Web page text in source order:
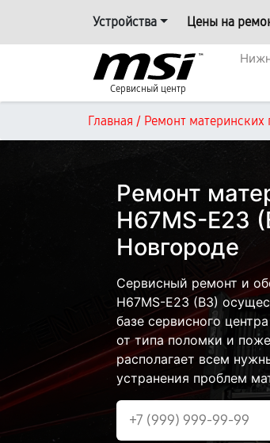
Устройства Цены на
Сервисный центр
Главная / Ремонт материнских
Ремонт
H67MS-E23
Новгороде
Сервисный ремонт и
H67MS-E23 (B3)
базе сервисного
от типа поломки и
располагает всем
устранения проблем